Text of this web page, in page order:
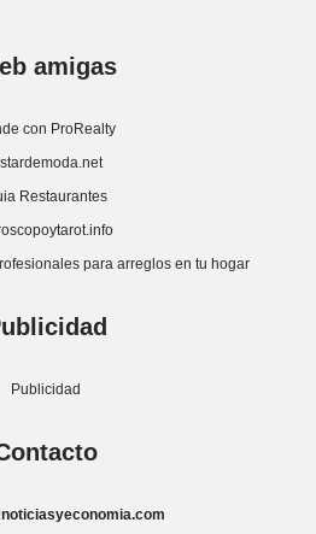
amigas
con ProRealty
Restaurantes
para arreglos en tu hogar
Publicidad